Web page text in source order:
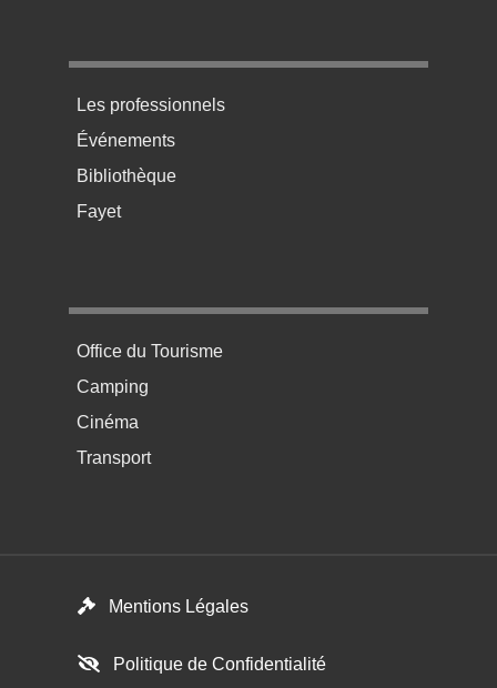
Menu pratique bas de page 3
Les professionnels
Événements
Bibliothèque
Fayet
Menu pratique bas de page 4
Office du Tourisme
Camping
Cinéma
Transport
Mentions Légales
Politique de Confidentialité